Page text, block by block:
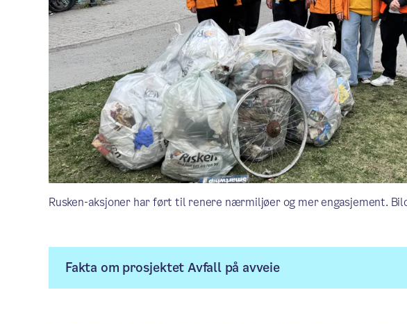
Rusken-aksjoner har ført til renere nærmiljøer og mer engasjement.
Fakta om prosjektet Avfall på avveie